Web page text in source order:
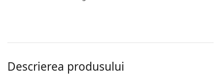
Descrierea produsului